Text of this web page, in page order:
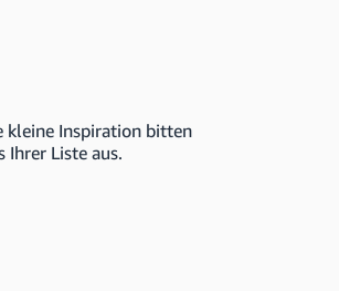
kleine Inspiration bitten
Ihrer Liste aus.